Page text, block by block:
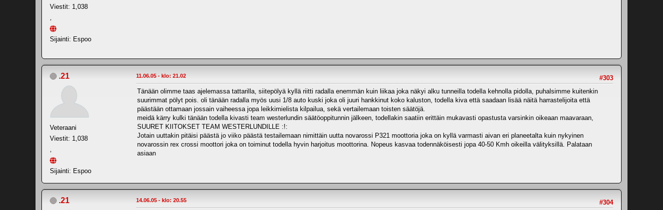
Viestit: 1,038
Sijainti: Espoo
.21
Veteraani
Viestit: 1,038
Sijainti: Espoo
#303
11.06.05 - klo: 21.02
Tänään olimme taas ajelemassa tattarilla, siitepölyä kyllä riitti radalla enemmän kuin liikaa joka näkyi alku tunneilla todella kehnolla pidolla, puhalsimme kuitenkin
suurimmat pölyt pois. oli tänään radalla myös uusi 1/8 auto kuski joka oli juuri hankkinut koko kaluston, todella kiva että saadaan lisää näitä harrastelijoita että
päästään ottamaan jossain vaiheessa jopa leikkimielista kilpailua, sekä vertailemaan toisten säätöjä.
meidä kärry kulki tänään todella kivasti team westerlundin säätöoppitunnin jälkeen, todellakin saatiin erittäin mukavasti opastusta varsinkin oikeaan maavaraan,
SUURET KIITOKSET TEAM WESTERLUNDILLE :!:
Jotain uuttakin pitäisi päästä jo viiko päästä testailemaan nimittäin uutta novarossi P321 moottoria joka on kyllä varmasti aivan eri planeetalta kuin nykyinen
novarossin rex crossi moottori joka on toiminut todella hyvin harjoitus moottorina. Nopeus kasvaa todennäköisesti jopa 40-50 Kmh oikeilla välityksillä. Palataan
asiaan
.21 #304
14.06.05 - klo: 20.55